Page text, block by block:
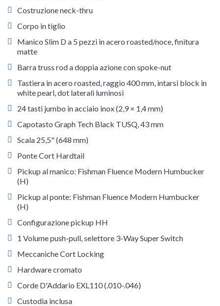
Costruzione neck-thru
Corpo in tiglio
Manico Slim D a 5 pezzi in acero roasted/noce, finitura
matte
Barra truss rod a doppia azione con spoke-nut
Tastiera in acero roasted, raggio 400 mm, intarsi block in
white pearl, dot laterali luminosi
24 tasti jumbo in acciaio inox (2,9 × 1,4 mm)
Capotasto Graph Tech Black TUSQ, 43 mm
Scala 25,5" (648 mm)
Ponte Cort Hardtail
Pickup al manico: Fishman Fluence Modern Humbucker
(H)
Pickup al ponte: Fishman Fluence Modern Humbucker
(H)
Configurazione pickup HH
1 Volume push-pull, selettore 3-Way Super Switch
Meccaniche Cort Locking
Hardware cromato
Corde D'Addario EXL110 (.010-.046)
Custodia inclusa